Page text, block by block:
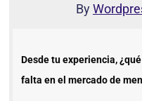
By
Desde tu experiencia,
falta en el mercado de